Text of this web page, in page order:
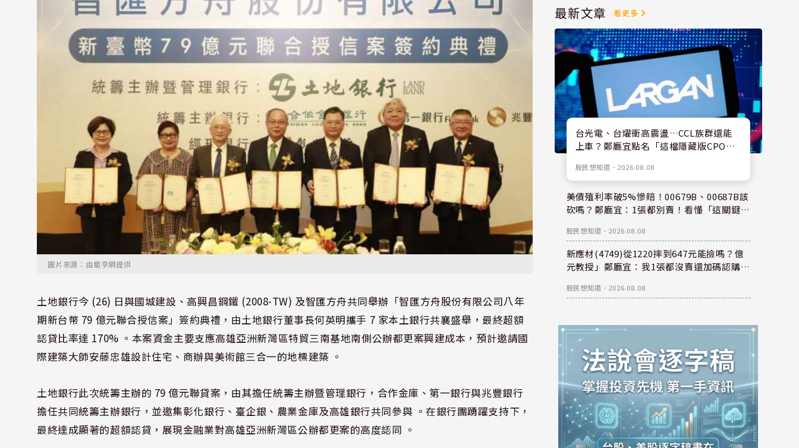
圖片來源：由鉅亨網提供
土地銀行今 (26) 日與國城建設、高興昌鋼鐵 (2008-TW) 及智匯方舟共同舉辦「智匯方舟股份有限公司八年
期新台幣 79 億元聯合授信案」簽約典禮，由土地銀行董事長何英明攜手 7 家本土銀行共襄盛舉，最終超額
認貸比率達 170% 。本案資金主要支應高雄亞洲新灣區特貿三南基地南側公辦都更案興建成本，預計邀請國
際建築大師安藤忠雄設計住宅、商辦與美術館三合一的地標建築 。
土地銀行此次統籌主辦的 79 億元聯貸案，由其擔任統籌主辦暨管理銀行，合作金庫、第一銀行與兆豐銀行
擔任共同統籌主辦銀行，並邀集彰化銀行、臺企銀、農業金庫及高雄銀行共同參與 。在銀行團踴躍支持下，
最終達成顯著的超額認貸，展現金融業對高雄亞洲新灣區公辦都更案的高度認同 。
Mute
最新文章 看更多
台光電、台燿衝高震盪…CCL族群還能
上車？鄭廳宜點名「這檔隱藏版CPO
股民想知道 ． 2026.08.08
美債殖利率破5%慘賠！00679B、00687B該
砍嗎？鄭廳宜：1張都別賣！看懂「這關鍵」
股民想知道 ． 2026.08.08
新應材(4749)從1220摔到647元能撿嗎？億
元教授」鄭廳宜：我1張都沒賣還加碼認購？
股民想知道 ． 2026.08.08